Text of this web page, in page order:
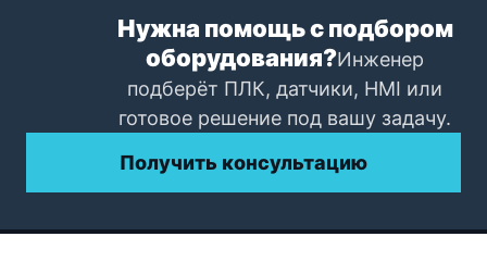
Нужна помощь с подбором
оборудования?Инженер
подберёт ПЛК, датчики, HMI или
готовое решение под вашу задачу.
Получить консультацию